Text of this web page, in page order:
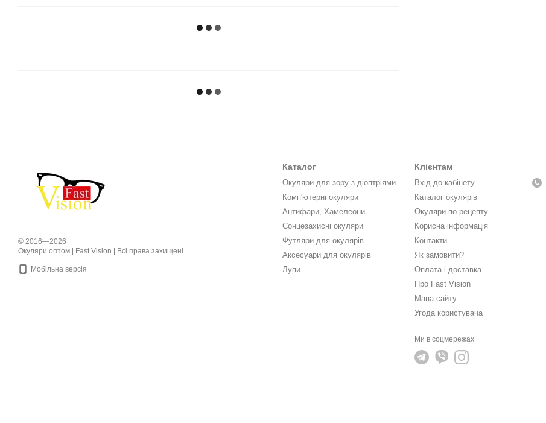
© 2016—2026
Окуляри оптом | Fast Vision | Всі права захищені.
Мобільна версія
Каталог
Окуляри для зору з діоптріями
Комп'ютерні окуляри
Антифари, Хамелеони
Сонцезахисні окуляри
Футляри для окулярів
Аксесуари для окулярів
Лупи
Клієнтам
Вхід до кабінету
Каталог окулярів
Окуляри по рецепту
Корисна інформація
Контакти
Як замовити?
Оплата і доставка
Про Fast Vision
Мапа сайту
Угода користувача
Ми в соцмережах